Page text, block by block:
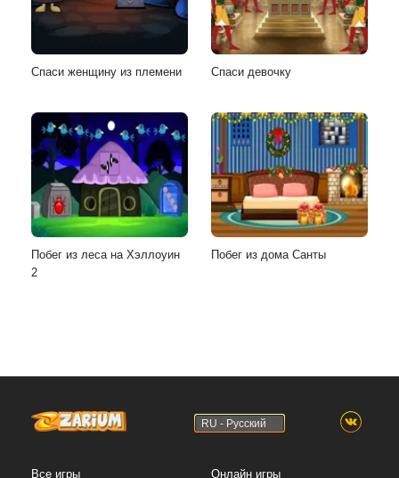
Спаси женщину из племени Спаси девочку
Побег из леса на Хэллоуин
2
Побег из дома Санты
RU - Русский
Все игры Онлайн игры